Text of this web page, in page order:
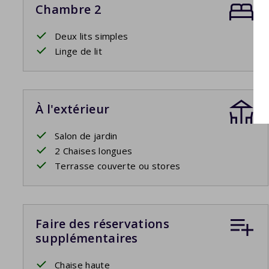
Chambre 2
Deux lits simples
Linge de lit
À l'extérieur
Salon de jardin
2 Chaises longues
Terrasse couverte ou stores
Faire des réservations
supplémentaires
Chaise haute